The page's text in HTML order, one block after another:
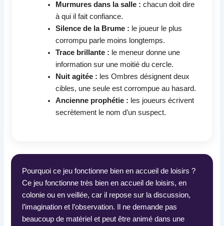
Murmures dans la salle : chacun doit dire
à qui il fait confiance.
Silence de la Brume : le joueur le plus
corrompu parle moins longtemps.
Trace brillante : le meneur donne une
information sur une moitié du cercle.
Nuit agitée : les Ombres désignent deux
cibles, une seule est corrompue au hasard.
Ancienne prophétie : les joueurs écrivent
secrètement le nom d’un suspect.
Pourquoi ce jeu fonctionne bien en accueil de loisirs ?
Ce jeu fonctionne très bien en accueil de loisirs, en
colonie ou en veillée, car il repose sur la discussion,
l’imagination et l’observation. Il ne demande pas
beaucoup de matériel et peut être animé dans une